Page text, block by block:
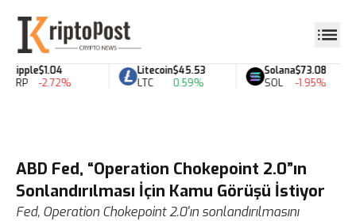
Ripple
XRP
$1.04
-2.72%
Litecoin
LTC
$45.53
0.59%
Solana
SOL
$73.08
-1.95%
ABD Fed, “Operation Chokepoint 2.0”ın
Sonlandırılması İçin Kamu Görüşü İstiyor
Fed, Operation Chokepoint 2.0'ın sonlandırılmasını